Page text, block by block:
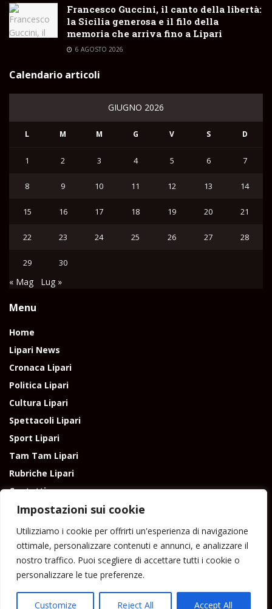
Impostazioni sui cookie
Utilizziamo i cookie per offrirti un'esperienza di navigazione
ottimale, personalizzare contenuti e annunci, e analizzare il
nostro traffico. Puoi scegliere di accettare tutti i cookie o
personalizzare le tue preferenze.
Customize Reject All Accept All
Francesco Guccini, il canto della libertà:
la Sicilia generosa e il filo della
memoria che arriva fino a Lipari
6 AGOSTO 2026
Calendario articoli
GIUGNO 2026
L M M G V S D
1 2 3 4 5 6 7
8 9 10 11 12 13 14
15 16 17 18 19 20 21
22 23 24 25 26 27 28
29 30
« Mag Lug »
Menu
Home
Lipari News
Cronaca Lipari
Politica Lipari
Cultura Lipari
Spettacoli Lipari
Sport Lipari
Tam Tam Lipari
Rubriche Lipari
Contatti
Direttore responsabile: Peppe Paino - Eolmedia, via Zinzolo, 20 - 980555 -
Lipari (Me) - Tel. 3924544698 e-mail: giornaledilipari@gmail.com -
peppepaino1@gmail.com Testata registrata al Tribunale di Barcellona